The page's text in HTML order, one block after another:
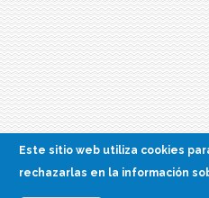
Este sitio web utiliza cookies
rechazarlas en la información